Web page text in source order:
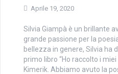
Aprile 19, 2020
Silvia Giampà è un brillante
grande passione per la
bellezza in genere, Silvia ha
primo libro “Ho raccolto i
Kimerik. Abbiamo avuto la